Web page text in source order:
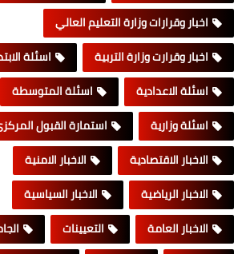
اخبار وقرارات وزارة التعليم العالي
اخبار وقرارت وزارة التربية
اسئلة
اسئلة الاعدادية
اسئلة المتوسطة
اسئلة وزارية
استمارة القبول
الاخبار الاقتصادية
الاخبار الامنية
الاخبار الرياضية
الاخبار السياسية
الاخبار العامة
التعيينات